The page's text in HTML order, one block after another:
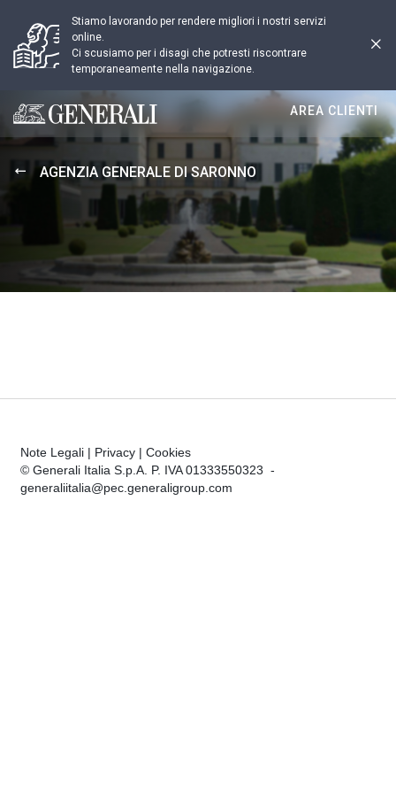
Stiamo lavorando per rendere migliori i nostri servizi
online.
Ci scusiamo per i disagi che potresti riscontrare
temporaneamente nella navigazione.
Generali logo
AREA CLIENTI
AGENZIA GENERALE DI SARONNO
Note Legali | Privacy | Cookies
© Generali Italia S.p.A. P. IVA 01333550323 -
generaliitalia@pec.generaligroup.com